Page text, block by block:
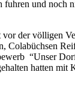
fuhren und noch
der völligen
Colabüchsen
“Unser
hatten mit